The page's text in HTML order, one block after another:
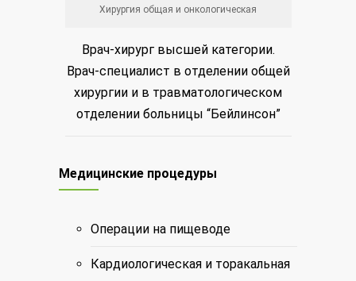
Хирургия общая и онкологическая
Врач-хирург высшей категории.
Врач-специалист в отделении общей
хирургии и в травматологическом
отделении больницы “Бейлинсон”
Медицинские процедуры
Операции на пищеводе
Кардиологическая и торакальная